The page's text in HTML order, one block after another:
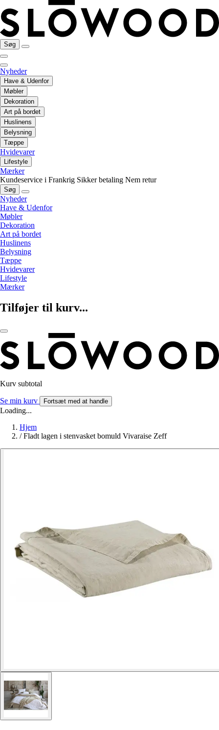
Søg
Nyheder
Have & Udenfor
Møbler
Dekoration
Art på bordet
Huslinens
Belysning
Tæppe
Hvidevarer
Lifestyle
Mærker
Kundeservice i Frankrig Sikker betaling Nem retur
Søg
Nyheder
Have & Udenfor
Møbler
Dekoration
Art på bordet
Huslinens
Belysning
Tæppe
Hvidevarer
Lifestyle
Mærker
Tilføjer til kurv...
Kurv subtotal
Se min kurv Fortsæt med at handle
Loading...
Hjem
/ Fladt lagen i stenvasket bomuld Vivaraise Zeff